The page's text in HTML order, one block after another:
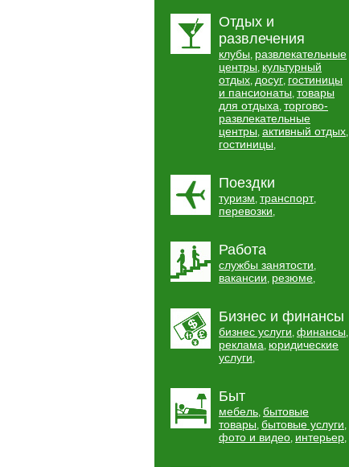
Отдых и
развлечения
клубы, развлекательные
центры, культурный
отдых, досуг, гостиницы
и пансионаты, товары
для отдыха, торгово-
развлекательные
центры, активный отдых,
гостиницы,
Поездки
туризм, транспорт,
перевозки,
Работа
службы занятости,
вакансии, резюме,
Бизнес и финансы
бизнес услуги, финансы,
реклама, юридические
услуги,
Быт
мебель, бытовые
товары, бытовые услуги,
фото и видео, интерьер,